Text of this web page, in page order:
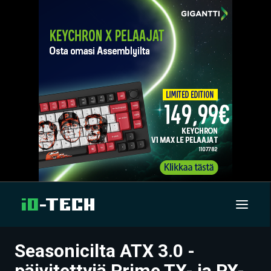
UUTISET
Seasonicilta ATX 3.0 -